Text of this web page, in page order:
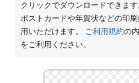
クリックでダウンロードできます
ポストカードや年賀状などの印
用いただけます。 ご利用規約の
をご利用ください。